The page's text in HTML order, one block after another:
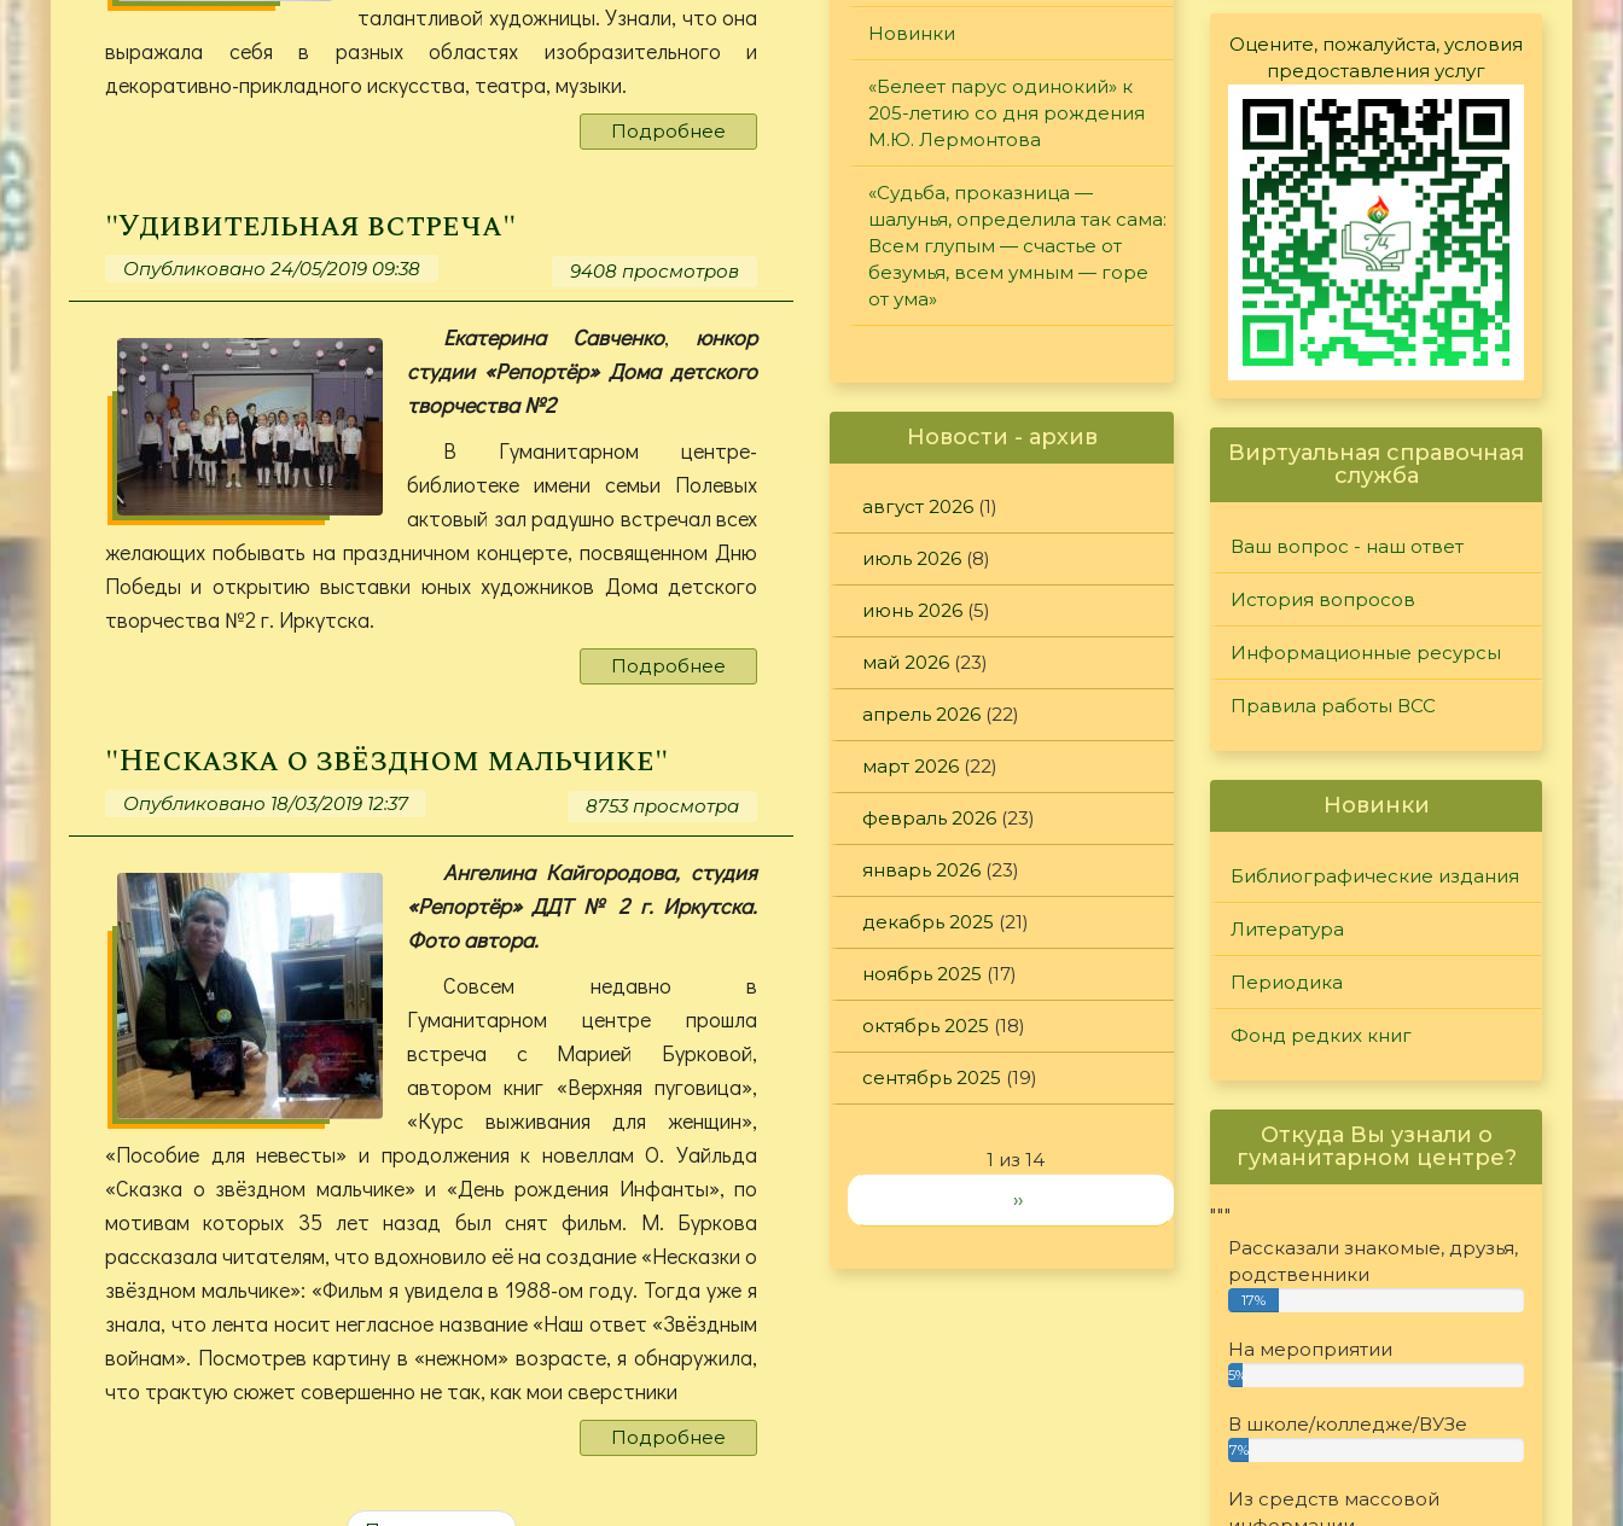
талантливой художницы. Узнали, что она
выражала себя в разных областях изобразительного и
декоративно-прикладного искусства, театра, музыки.
Подробнее
"Озаренная
"Удивительная встреча"
Опубликовано 24/05/2019 09:38 9408 просмотров
Екатерина Савченко, юнкор
студии «Репортёр» Дома детского
творчества №2
В Гуманитарном центре-
библиотеке имени семьи Полевых
актовый зал радушно встречал всех
желающих побывать на праздничном концерте, посвященном Дню
Победы и открытию выставки юных художников Дома детского
творчества №2 г. Иркутска.
Подробнее
"Удивительная
"Несказка о звёздном мальчике"
Опубликовано 18/03/2019 12:37 8753 просмотра
Ангелина Кайгородова, студия
«Репортёр» ДДТ № 2 г. Иркутска.
Фото автора.
Совсем недавно в
Гуманитарном центре прошла
встреча с Марией Бурковой,
автором книг «Верхняя пуговица»,
«Курс выживания для женщин»,
«Пособие для невесты» и продолжения к новеллам О. Уайльда
«Сказка о звёздном мальчике» и «День рождения Инфанты», по
мотивам которых 35 лет назад был снят фильм. М. Буркова
рассказала читателям, что вдохновило её на создание «Несказки о
звёздном мальчике»: «Фильм я увидела в 1988-ом году. Тогда уже я
знала, что лента носит негласное название «Наш ответ «Звёздным
войнам». Посмотрев картину в «нежном» возрасте, я обнаружила,
что трактую сюжет совершенно не так, как мои сверстники
Подробнее
"Несказка
Новинки
«Белеет парус одинокий» к
205-летию со дня рождения
М.Ю. Лермонтова
«Судьба, проказница —
шалунья, определила так сама:
Всем глупым — счастье от
безумья, всем умным — горе
от ума»
Новости - архив
август 2026 (1)
июль 2026 (8)
июнь 2026 (5)
май 2026 (23)
апрель 2026 (22)
март 2026 (22)
февраль 2026 (23)
январь 2026 (23)
декабрь 2025 (21)
ноябрь 2025 (17)
октябрь 2025 (18)
сентябрь 2025 (19)
1 из 14
››
Оцените, пожалуйста, условия
предоставления услуг
Виртуальная справочная
служба
Ваш вопрос - наш ответ
История вопросов
Информационные ресурсы
Правила работы ВСС
Новинки
Библиографические издания
Литература
Периодика
Фонд редких книг
Откуда Вы узнали о
гуманитарном центре?
"""
Рассказали знакомые, друзья,
родственники
17%
На мероприятии
5%
В школе/колледже/ВУЗе
7%
Из средств массовой